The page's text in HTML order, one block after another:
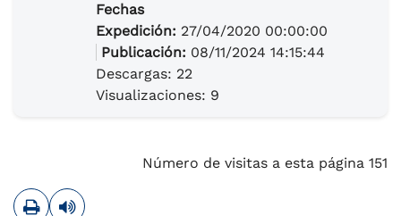
Fechas
Expedición: 27/04/2020 00:00:00
Publicación: 08/11/2024 14:15:44
Descargas: 22
Visualizaciones: 9
Número de visitas a esta página 151
ImprimirLeer contenido